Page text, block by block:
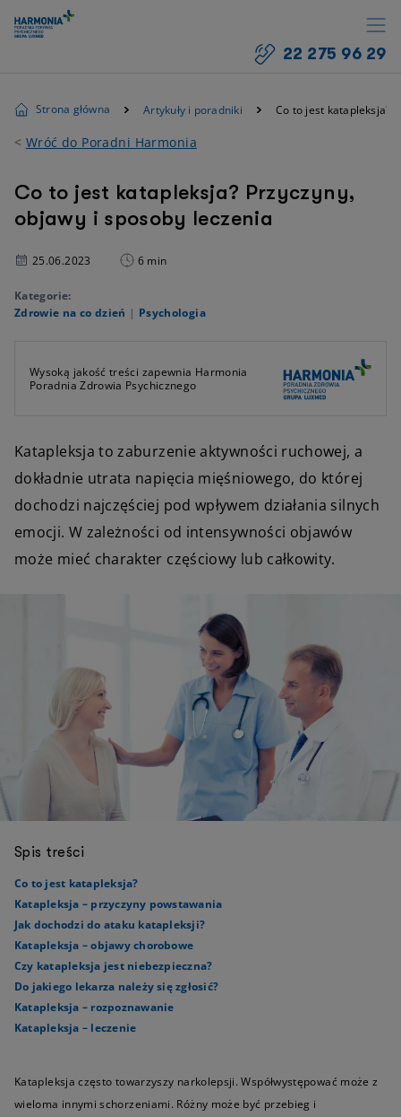
22 275 96 29
Strona główna Artykuły i poradniki Co to jest katapleksja?
< Wróć do Poradni Harmonia
Co to jest katapleksja? Przyczyny,
objawy i sposoby leczenia
25.06.2023 6 min
Kategorie:
Zdrowie na co dzień | Psychologia
Wysoką jakość treści zapewnia Harmonia
Poradnia Zdrowia Psychicznego
Katapleksja to zaburzenie aktywności ruchowej, a
dokładnie utrata napięcia mięśniowego, do której
dochodzi najczęściej pod wpływem działania silnych
emocji. W zależności od intensywności objawów
może mieć charakter częściowy lub całkowity.
Spis treści
Co to jest katapleksja?
Katapleksja – przyczyny powstawania
Jak dochodzi do ataku katapleksji?
Katapleksja – objawy chorobowe
Czy katapleksja jest niebezpieczna?
Do jakiego lekarza należy się zgłosić?
Katapleksja – rozpoznawanie
Katapleksja – leczenie
Katapleksja często towarzyszy narkolepsji. Współwystępować może z
wieloma innymi schorzeniami. Różny może być przebieg i